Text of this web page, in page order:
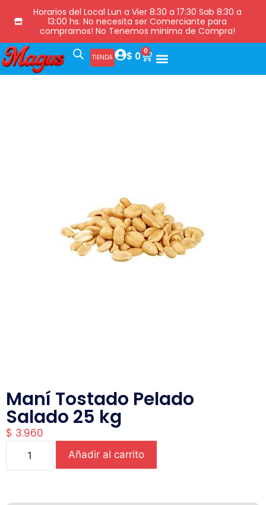
Horarios del Local Lun a Vier 8:30 a 17:30 Sab 8:30 a
13:00 hs. No necesita ser Comerciante para
comprarnos! No Tenemos minimo de Compra!
TIENDA $ 0 0
Maní Tostado Pelado
Salado 25 kg
$ 3.960
Añadir al carrito